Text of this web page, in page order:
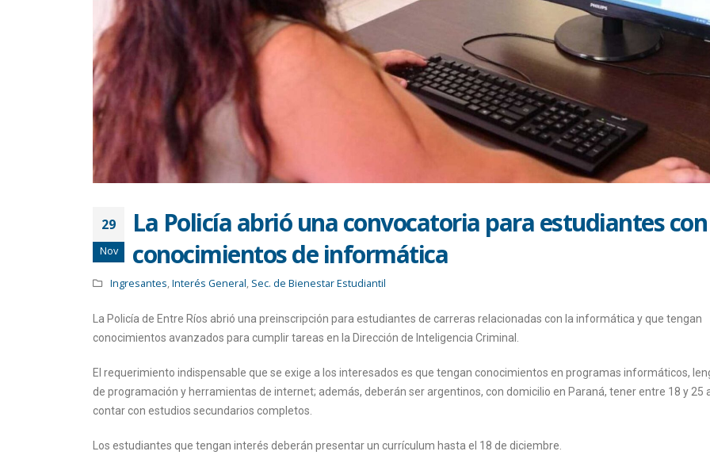
29
Nov
La Policía abrió una convocatoria para estudiantes con
conocimientos de informática
Ingresantes,Interés General, Sec. de Bienestar Estudiantil
La Policía de Entre Ríos abrió una preinscripción para estudiantes de carreras relacionadas con la informática y que tengan
conocimientos avanzados para cumplir tareas en la Dirección de Inteligencia Criminal.
El requerimiento indispensable que se exige a los interesados es que tengan conocimientos en programas informáticos,
de programación y herramientas de internet; además, deberán ser argentinos, con domicilio en Paraná, tener entre 18 y 25
contar con estudios secundarios completos.
Los estudiantes que tengan interés deberán presentar un currículum hasta el 18 de diciembre.